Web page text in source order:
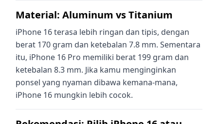
Material: Aluminum vs Titanium
iPhone 16 terasa lebih ringan dan tipis, dengan
berat 170 gram dan ketebalan 7.8 mm. Sementara
itu, iPhone 16 Pro memiliki berat 199 gram dan
ketebalan 8.3 mm. Jika kamu menginginkan
ponsel yang nyaman dibawa kemana-mana,
iPhone 16 mungkin lebih cocok.